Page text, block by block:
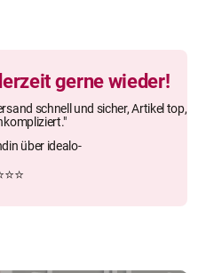
gerne wieder!
schnell und sicher, Artikel top,
über idealo-